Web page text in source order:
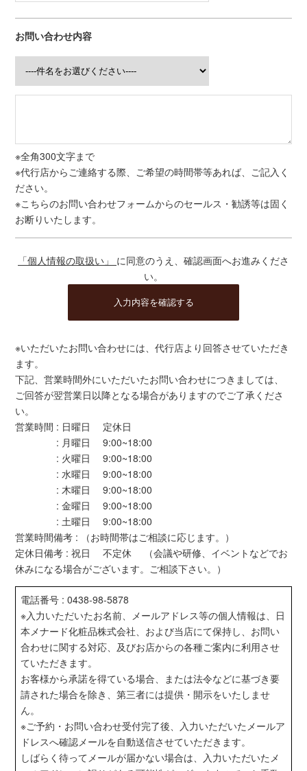
お問い合わせ内容
※全角300文字まで
※代行店からご連絡する際、ご希望の時間帯等あれば、ご記入く
ださい。
※こちらのお問い合わせフォームからのセールス・勧誘等は固く
お断りいたします。
「個人情報の取扱い」 に同意のうえ、確認画面へお進みくださ
い。
※いただいたお問い合わせには、代行店より回答させていただき
ます。
下記、営業時間外にいただいたお問い合わせにつきましては、
ご回答が翌営業日以降となる場合がありますのでご了承くださ
い。
営業時間 : 日曜日 定休日
: 月曜日 9:00~18:00
: 火曜日 9:00~18:00
: 水曜日 9:00~18:00
: 木曜日 9:00~18:00
: 金曜日 9:00~18:00
: 土曜日 9:00~18:00
営業時間備考 : （お時間帯はご相談に応じます。）
定休日備考 : 祝日 不定休 （会議や研修、イベントなどでお
休みになる場合がございます。ご相談下さい。）
電話番号 : 0438-98-5878
※入力いただいたお名前、メールアドレス等の個人情報は、日
本メナード化粧品株式会社、および当店にて保持し、お問い
合わせに関する対応、及びお店からの各種ご案内に利用させ
ていただきます。
お客様から承諾を得ている場合、または法令などに基づき要
請された場合を除き、第三者には提供・開示をいたしませ
ん。
※ご予約・お問い合わせ受付完了後、入力いただいたメールア
ドレスへ確認メールを自動送信させていただきます。
しばらく待ってメールが届かない場合は、入力いただいたメ